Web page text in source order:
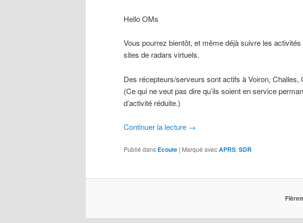
Hello OMs
Vous pourrez bientôt, et même déjà suivre les
sites de radars virtuels.
Des récepteurs/serveurs sont actifs à Voiron,
(Ce qui ne veut pas dire qu’ils soient en service
d’activité réduite.)
Continuer la lecture →
Publié dans Ecoute | Marqué avecAPRS, SDR